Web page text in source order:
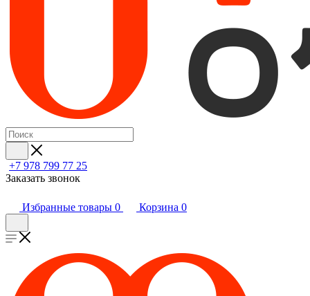
+7 978 799 77 25
Заказать звонок
Избранные товары 0 Корзина 0